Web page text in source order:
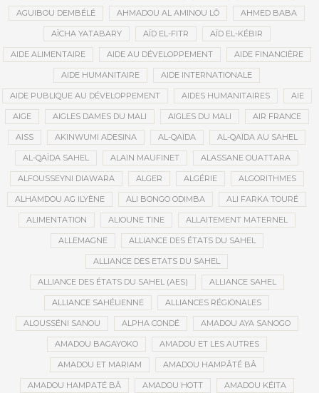
AGUIBOU DEMBÉLÉ AHMADOU AL AMINOU LÔ AHMED BABA
AÏCHA YATABARY AÏD EL-FITR AÏD EL-KÉBIR
AIDE ALIMENTAIRE AIDE AU DÉVELOPPEMENT AIDE FINANCIÈRE
AIDE HUMANITAIRE AIDE INTERNATIONALE
AIDE PUBLIQUE AU DÉVELOPPEMENT AIDES HUMANITAIRES AIE
AIGE AIGLES DAMES DU MALI AIGLES DU MALI AIR FRANCE
AISS AKINWUMI ADESINA AL-QAÏDA AL-QAÏDA AU SAHEL
AL-QAÏDA SAHEL ALAIN MAUFINET ALASSANE OUATTARA
ALFOUSSEYNI DIAWARA ALGER ALGÉRIE ALGORITHMES
ALHAMDOU AG ILYÈNE ALI BONGO ODIMBA ALI FARKA TOURÉ
ALIMENTATION ALIOUNE TINE ALLAITEMENT MATERNEL
ALLEMAGNE ALLIANCE DES ÉTATS DU SAHEL
ALLIANCE DES ETATS DU SAHEL
ALLIANCE DES ÉTATS DU SAHEL (AES) ALLIANCE SAHEL
ALLIANCE SAHÉLIENNE ALLIANCES RÉGIONALES
ALOUSSÉNI SANOU ALPHA CONDÉ AMADOU AYA SANOGO
AMADOU BAGAYOKO AMADOU ET LES AUTRES
AMADOU ET MARIAM AMADOU HAMPÂTÉ BÂ
AMADOU HAMPATÉ BÂ AMADOU HOTT AMADOU KÉITA